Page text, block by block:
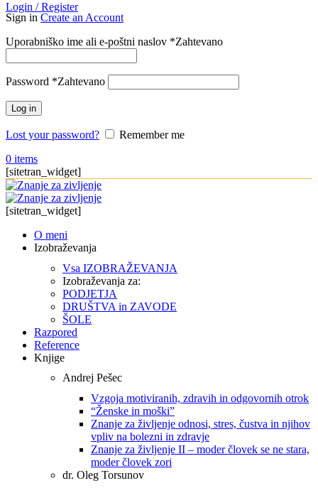
Login / Register
Sign in Create an Account
Uporabniško ime ali e-poštni naslov *Zahtevano
Password *Zahtevano
Log in
Lost your password?
Remember me
0 items
[sitetran_widget]
[sitetran_widget]
O meni
Izobraževanja
Vsa IZOBRAŽEVANJA
Izobraževanja za:
PODJETJA
DRUŠTVA in ZAVODE
ŠOLE
Razpored
Reference
Knjige
Andrej Pešec
Vzgoja motiviranih, zdravih in odgovornih otrok
“Ženske in moški”
Znanje za življenje odnosi, stres, čustva in njihov
vpliv na bolezni in zdravje
Znanje za življenje II – moder človek se ne stara,
moder človek zori
dr. Oleg Torsunov